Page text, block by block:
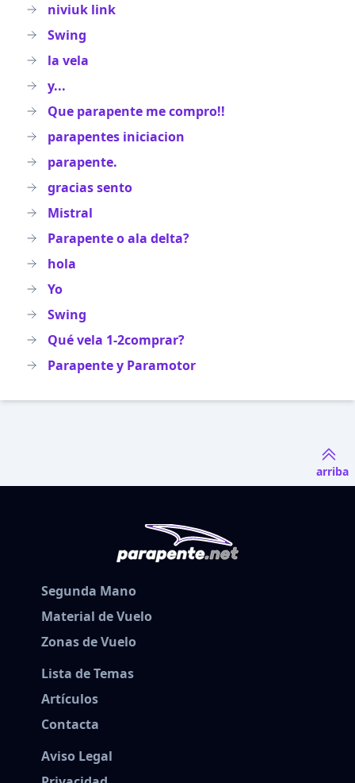
niviuk link
Swing
la vela
y...
Que parapente me compro!!
parapentes iniciacion
parapente.
gracias sento
Mistral
Parapente o ala delta?
hola
Yo
Swing
Qué vela 1-2comprar?
Parapente y Paramotor
arriba
Segunda Mano
Material de Vuelo
Zonas de Vuelo
Lista de Temas
Artículos
Contacta
Aviso Legal